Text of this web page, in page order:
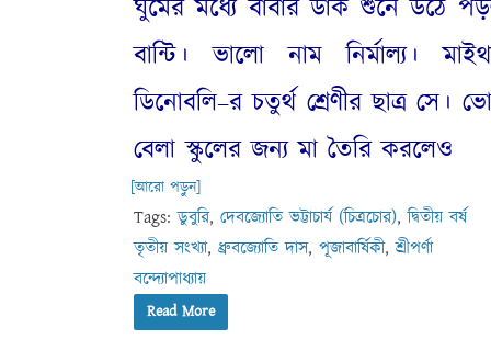
ঘুমের মধ্যে বাবার ডাক শুনে উঠে
বান্টি ।ভালো নাম নির্মাল্য।
ডিনোবলি–র চতুর্থ শ্রেণীর ছাত্র সে।
বেলা স্কুলের জন্য মা তৈরি করলেও
[আরো পড়ুন]
Tags:ডুবুরি, দেবজ্যোতি ভট্টাচার্য (চিত্রচোর),দ্বিতীয় বর্ষ
তৃতীয় সংখ্যা, ধ্রুবজ্যোতি দাস, পূজাবার্ষিকী,শ্রীপর্ণা
বন্দ্যোপাধ্যায়
Read More